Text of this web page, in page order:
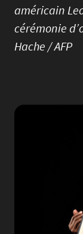
américain
cérémonie
Hache / AFP
Image